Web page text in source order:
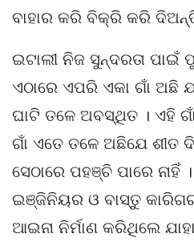
ବାହାର କରି ବିକ୍ରି କରି
ଇଟାଲୀ ନିଜ ସୁନ୍ଦରତା ପାଇଁ
ଏଠାରେ ଏପରି ଏକା ଗାଁ ଅଛି
ଘାଟି ତଳେ ଅବସ୍ଥିତ । ଏହି
ଗାଁ ଏତେ ତଳେ ଅଛିଯେ ଶୀତ
ସେଠାରେ ପହଞ୍ଚି ପାରେ ନାହିଁ
ଇଞ୍ଜିନିୟର ଓ ବାସ୍ତୁ
ଆଇନା ନିର୍ମାଣ କରିଥିଲେ